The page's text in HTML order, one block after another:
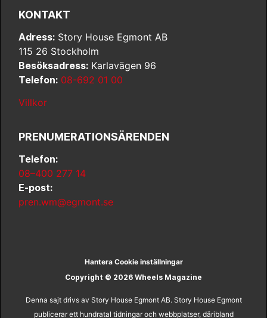
KONTAKT
Adress: Story House Egmont AB
115 26 Stockholm
Besöksadress: Karlavägen 96
Telefon: 08-692 01 00
Villkor
PRENUMERATIONSÄRENDEN
Telefon:
08–400 277 14
E-post:
pren.wm@egmont.se
Hantera Cookie inställningar
Copyright © 2026 Wheels Magazine
Denna sajt drivs av Story House Egmont AB. Story House Egmont
publicerar ett hundratal tidningar och webbplatser, däribland